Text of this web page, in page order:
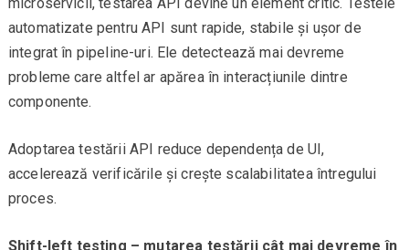
automatizate pentru API sunt rapide, stabile și ușor de
integrat în pipeline-uri. Ele detectează mai devreme
probleme care altfel ar apărea în interacțiunile dintre
componente.
Adoptarea testării API reduce dependența de UI,
accelerează verificările și crește scalabilitatea întregului
proces.
Shift-left testing – mutarea testării cât mai devreme în